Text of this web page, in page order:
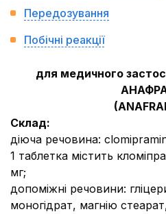
Передозування
Побічні реакції
для медичного
Cклад:
діюча речовина:
1 таблетка містить
мг;
допоміжні речовини:
моногідрат, магнію